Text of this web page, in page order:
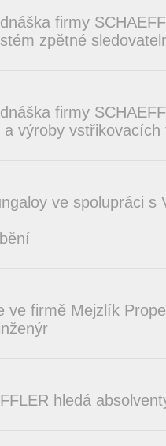
firmy
zpětné
firmy
a výroby vstřikovacích
ve spolupráci s
ve firmě Mejzlík
hledá